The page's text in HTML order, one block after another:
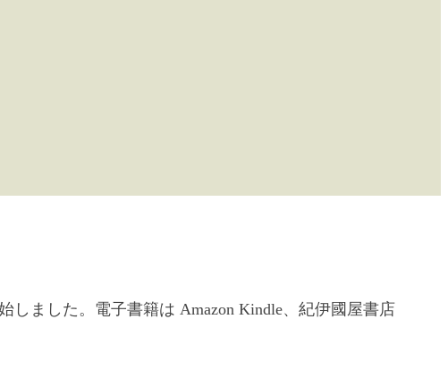
しました。電子書籍は Amazon Kindle、紀伊國屋書店